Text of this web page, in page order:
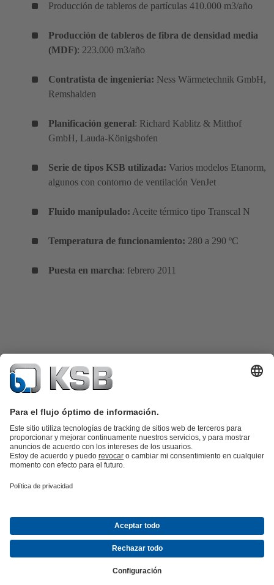
Producción de tableros de partículas 410.000 m3/año
Producción de tableros de fibra de densidad media
(MDF): 223.000 m3/año
Contratista de ingeniería: Ness Wärmetechnik GmbH,
Remshalden
Planificación general: Richard Kablitz & Mitthof
GmbH, Lauda-Königshofen
Serie de tipos KSB utilizada: Varios modelos Etanorm,
algunos con contorno de ventilación VenJet
Fluido manipulado: Aceite térmico tipo Transcal N
Temperatura de funcionamiento: 280 a 290 ºC
Puesta en marcha: febrero 2011
Catálogo de productos
IndustriaEdificacion
EmpresaEventosPrensaEmpleoRedes sociales
Aviso legalInformación de la